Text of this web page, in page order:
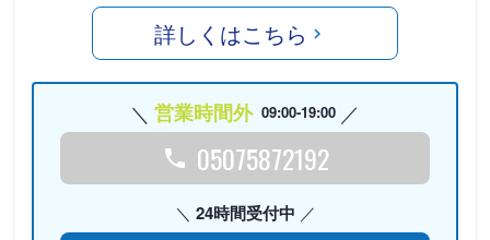
詳しくはこちら
営業時間外 09:00-19:00
05075872192
24時間受付中